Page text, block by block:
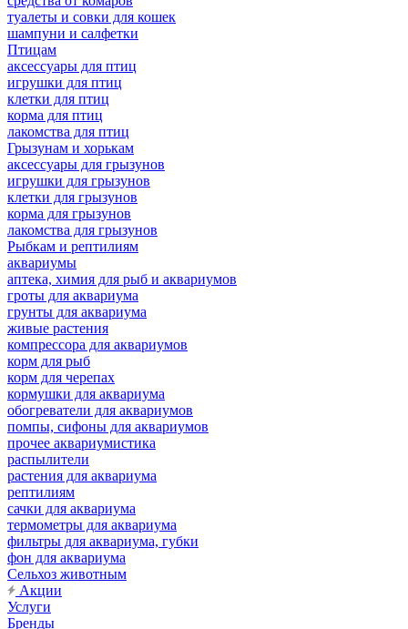
туалеты и совки для кошек
шампуни и салфетки
Птицам
аксессуары для птиц
игрушки для птиц
клетки для птиц
корма для птиц
лакомства для птиц
Грызунам и хорькам
аксессуары для грызунов
игрушки для грызунов
клетки для грызунов
корма для грызунов
лакомства для грызунов
Рыбкам и рептилиям
аквариумы
аптека, химия для рыб и аквариумов
гроты для аквариума
грунты для аквариума
живые растения
компрессора для аквариумов
корм для рыб
корм для черепах
кормушки для аквариума
обогреватели для аквариумов
помпы, сифоны для аквариумов
прочее аквариумистика
распылители
растения для аквариума
рептилиям
сачки для аквариума
термометры для аквариума
фильтры для аквариума, губки
фон для аквариума
Сельхоз животным
Акции
Услуги
Бренды